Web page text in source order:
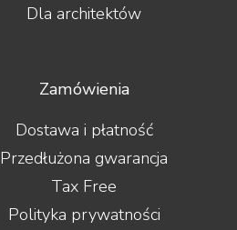
Dla architektów
Zamówienia
Dostawa i płatność
Przedłużona gwarancja
Tax Free
Polityka prywatności